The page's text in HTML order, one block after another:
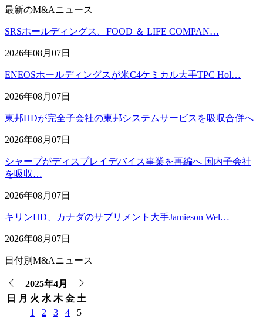
最新のM&Aニュース
SRSホールディングス、FOOD ＆ LIFE COMPAN…
2026年08月07日
ENEOSホールディングスが米C4ケミカル大手TPC Hol…
2026年08月07日
東邦HDが完全子会社の東邦システムサービスを吸収合併へ
2026年08月07日
シャープがディスプレイデバイス事業を再編へ 国内子会社
を吸収…
2026年08月07日
キリンHD、カナダのサプリメント大手Jamieson Wel…
2026年08月07日
日付別M&Aニュース
2025年4月
日
月 火 水 木 金 土
1
2 3 4
5